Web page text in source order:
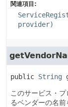
関連項目:
provider)
public String
このサービス・
るベンダーの名前